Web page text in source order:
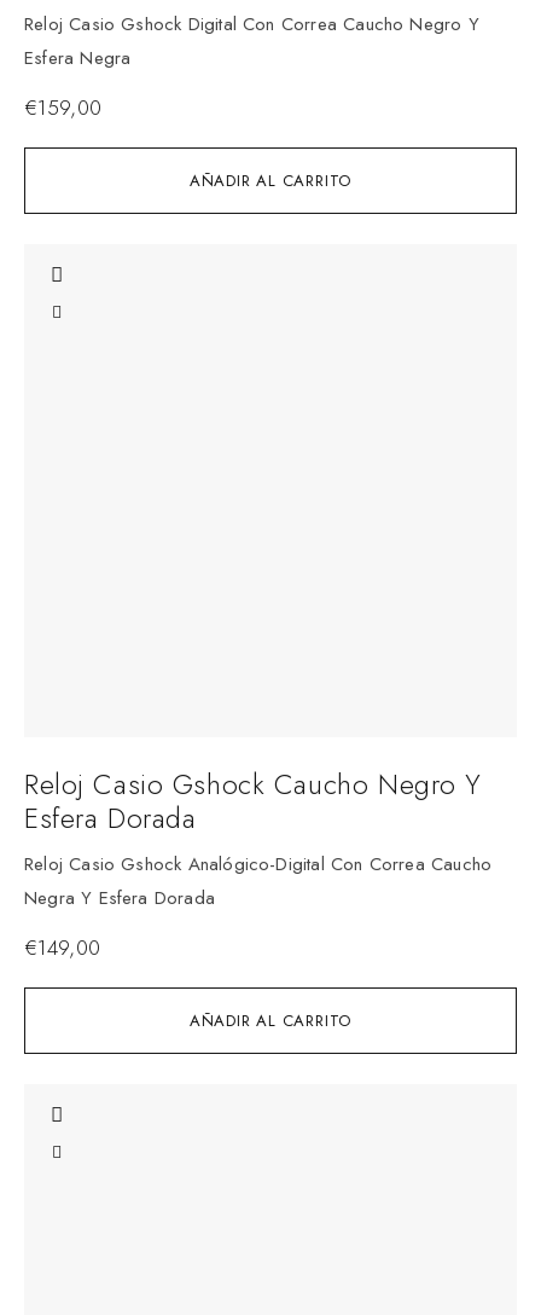
AÑADIR AL CARRITO
Reloj Casio Gshock Digital Con Correa Caucho Negro Y
Esfera Negra
€159,00
AÑADIR AL CARRITO
Reloj Casio Gshock Caucho Negro Y
Esfera Dorada
Reloj Casio Gshock Analógico-Digital Con Correa Caucho
Negra Y Esfera Dorada
€149,00